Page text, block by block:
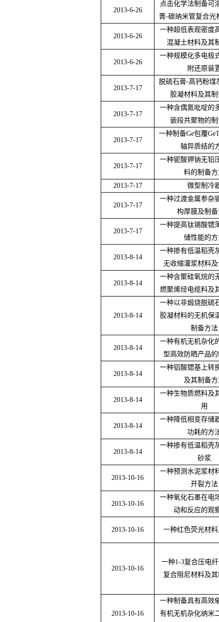
2013-6-26
点击化学法制备可
菁-碳纳米管复合光
2013-6-26
一种超低表观密度
混凝土材料及其
2013-6-26
一种规模化多电极
附还原装
2013-7-17
脱硫石膏-高钙粉煤
胶凝材料及其
2013-7-17
一种含偶氮吡啶的
嵌段共聚物的
2013-7-17
一种制备Ge包覆
轴异质结的
2013-7-17
一种铌酸钾钠无铅
料的制备
2013-7-17
微型制冷
2013-7-17
一种过渡金属参杂
构厚膜及制
2013-7-17
一种提高钛锡酸锶
储性能的
2013-8-14
一种掺有低温稻壳
无收缩灌浆材料
2013-8-14
一种含聚硅氧烷的
燃聚烯烃电缆料及
2013-8-14
一种以非煅烧脱硫
胶凝材料的无机保
制备方法
2013-8-14
一种有机无机杂化
型高效防晒产品
2013-8-14
一种铝酸锶基上转
及其制备
2013-8-14
一种生物质燃料及
用
2013-8-14
一种降低相变存储
功耗的方
2013-8-14
一种掺有低温稻壳
砂浆
2013-10-16
一种预测水泥浆材
开裂方法
2013-10-16
一种氧化石墨在电
动和反应的观
2013-10-16 一种红色荧光材
2013-10-16
一种1-3复合压电
复合阻尼材料及
2013-10-16
一种制备具有高效
有机无机杂化纳米